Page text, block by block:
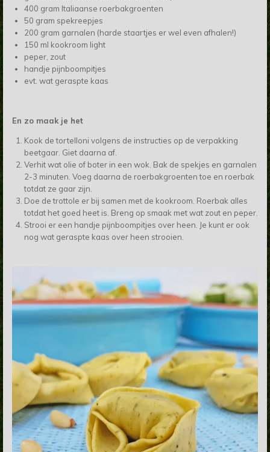
400 gram Italiaanse roerbakgroenten
50 gram spekreepjes
200 gram garnalen (harde staartjes er wel even afhalen!)
150 ml kookroom light
peper, zout
handje pijnboompitjes
evt. wat geraspte kaas
En zo maak je het
Kook de tortelloni volgens de instructies op de verpakking
beetgaar. Giet daarna af.
Verhit wat olie of boter in een wok. Bak de spekjes en garnalen
2-3 minuten. Voeg daarna de roerbakgroenten toe en roerbak
totdat ze gaar zijn.
Doe de trottole er bij samen met de kookroom. Roerbak alles
totdat het goed heet is. Breng op smaak met wat zout en peper.
Strooi er een handje pijnboompitjes over heen. Je kunt er ook
nog wat geraspte kaas over heen strooien.